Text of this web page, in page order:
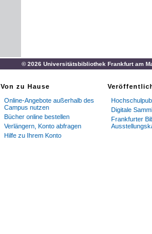
© 2026 Universitätsbibliothek Frankfurt am
Von zu Hause
Online-Angebote außerhalb des
Campus nutzen
Bücher online bestellen
Verlängern, Konto abfragen
Hilfe zu Ihrem Konto
Digitale
Frankfurter